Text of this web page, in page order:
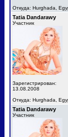
Откуда: Hurghada,
Tatia Dandarawy
Участник
Зарегистрирован:
13.08.2008
Откуда: Hurghada,
Tatia Dandarawy
Участник